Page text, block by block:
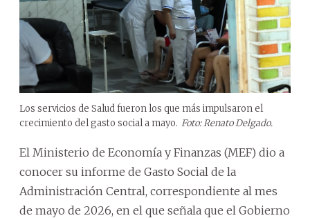
Los servicios de Salud fueron los que más impulsaron el
crecimiento del gasto social a mayo. Foto: Renato Delgado.
El Ministerio de Economía y Finanzas (MEF) dio a
conocer su informe de Gasto Social de la
Administración Central, correspondiente al mes
de mayo de 2026, en el que señala que el Gobierno